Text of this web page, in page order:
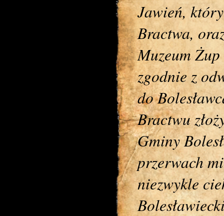
Jawień,
Bractwa,
Muzeum
zgodnie z
do
Bractwu
Gminy
przerwach
niezwykle